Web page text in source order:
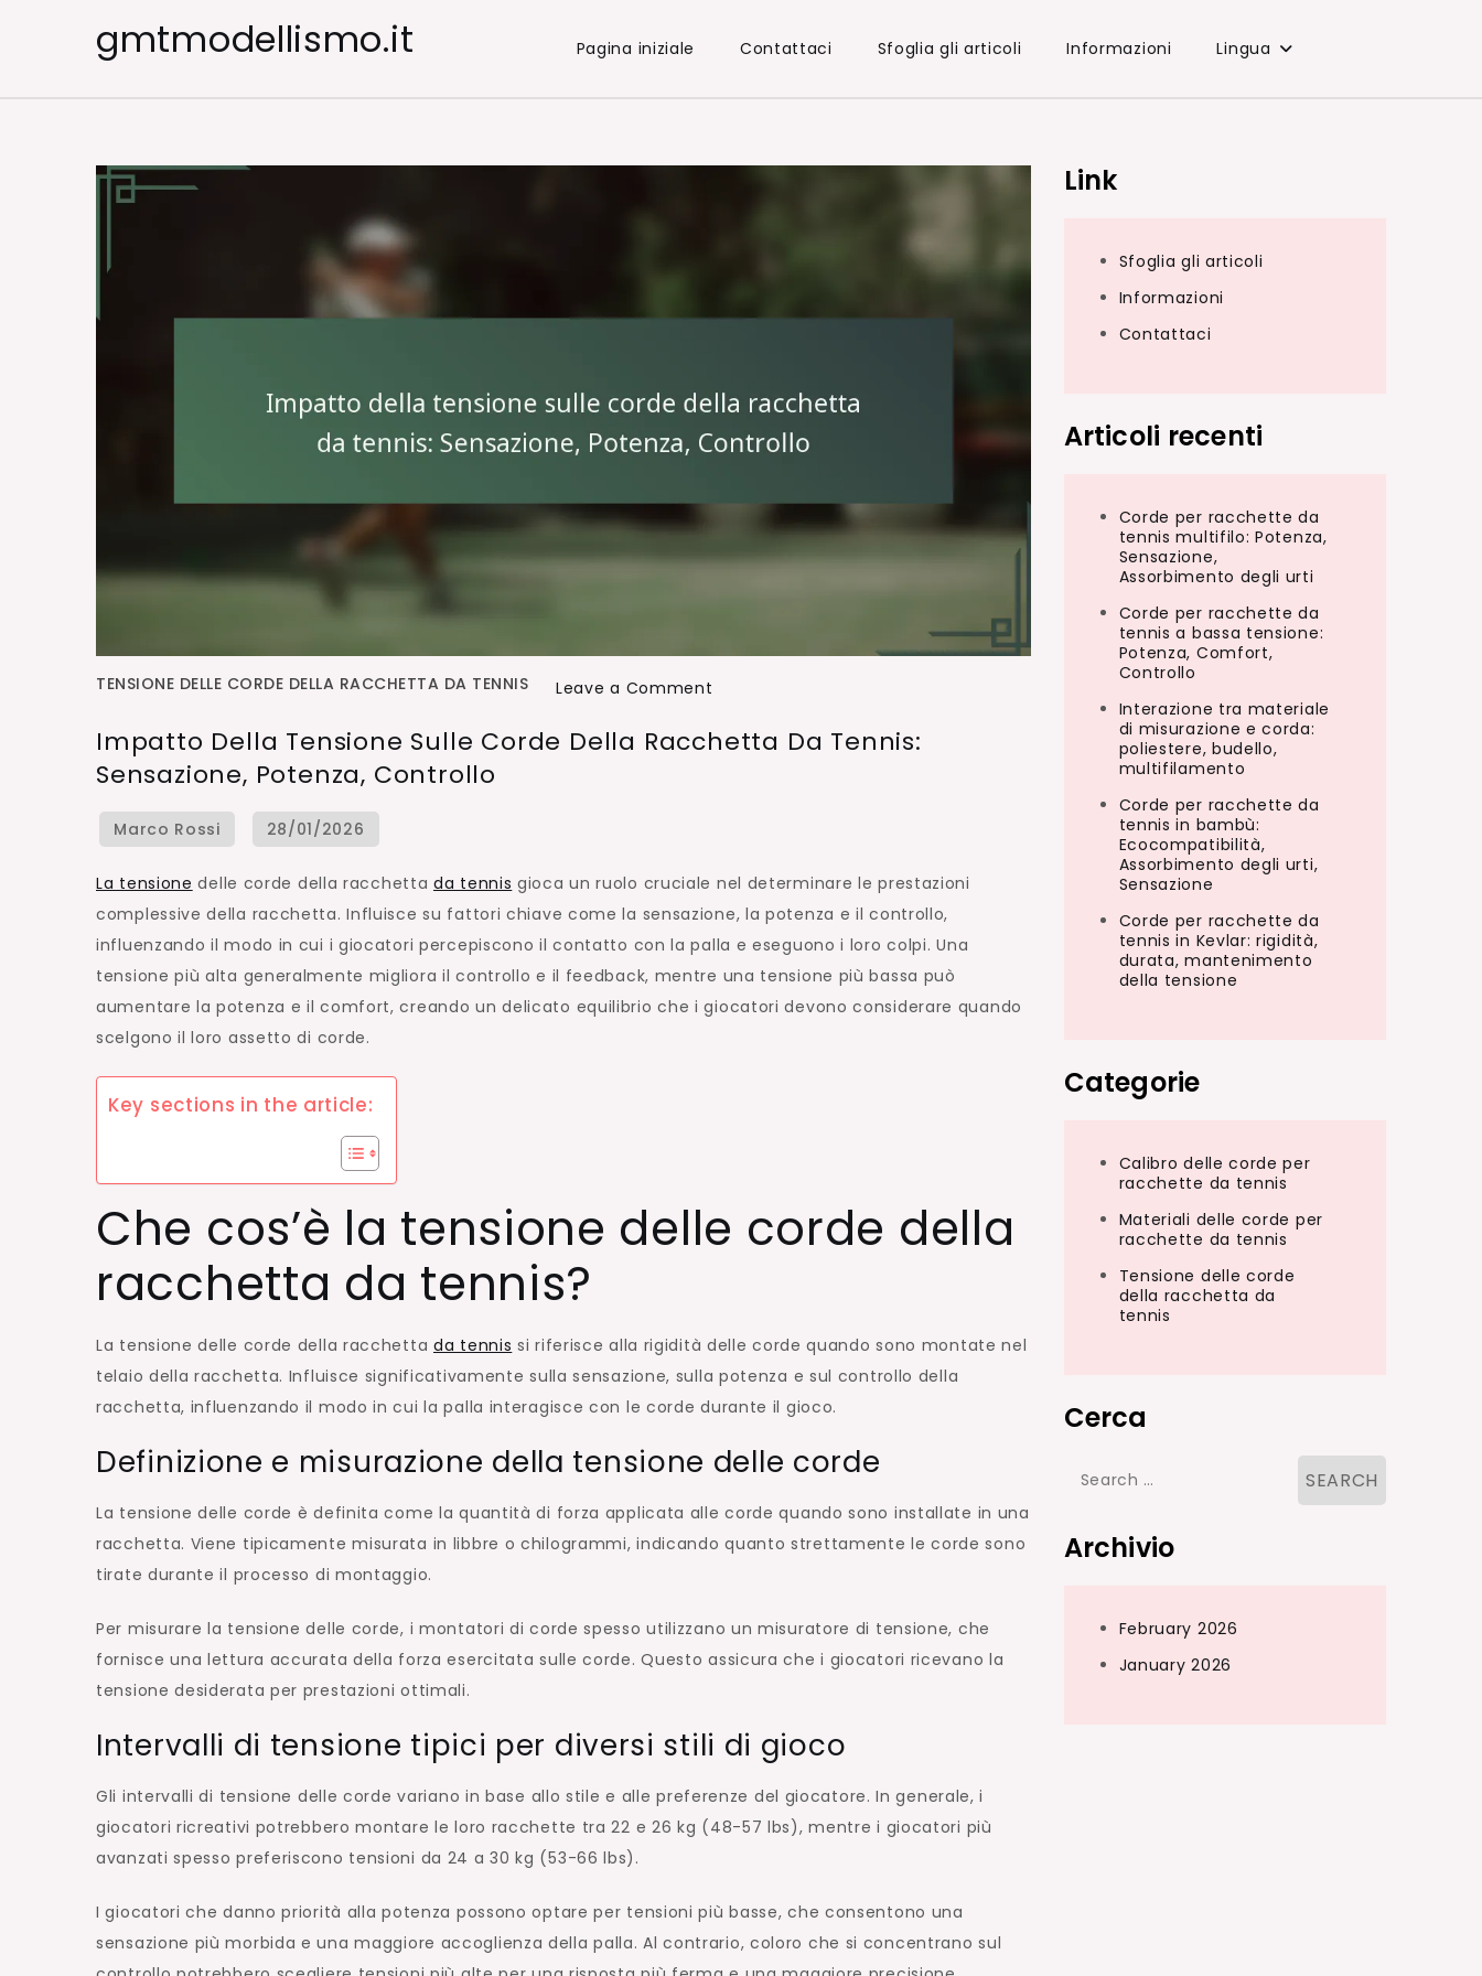
gmtmodellismo.it Pagina iniziale Contattaci Sfoglia gli articoli Informazioni Lingua
TENSIONE DELLE CORDE DELLA RACCHETTA DA TENNIS Leave a Comment
della
della
racchetta
da
Sensazione,
Impatto Della Tensione Sulle Corde Della Racchetta Da Tennis:
Sensazione, Potenza, Controllo
La tensione delle corde della racchettada tennis gioca un ruolo cruciale nel determinare le prestazioni
complessive della racchetta. Influisce su fattori chiave come la sensazione, la potenza e il controllo,
influenzando il modo in cui i giocatori percepiscono il contatto con la palla e eseguono i loro colpi. Una
tensione più alta generalmente migliora il controllo e il feedback, mentre una tensione più bassa può
aumentare la potenza e il comfort, creando un delicato equilibrio che i giocatori devono considerare quando
scelgono il loro assetto di corde.
Key sections in the article:
Che cos’è la tensione delle corde della
racchetta da tennis?
La tensione delle corde della racchetta da tennis si riferisce alla rigidità delle corde quando sono montate nel
telaio della racchetta. Influisce significativamente sulla sensazione, sulla potenza e sul controllo della
racchetta, influenzando il modo in cui la palla interagisce con le corde durante il gioco.
Definizione e misurazione della tensione delle corde
La tensione delle corde è definita come la quantità di forza applicata alle corde quando sono installate in una
racchetta. Viene tipicamente misurata in libbre o chilogrammi, indicando quanto strettamente le corde sono
tirate durante il processo di montaggio.
Per misurare la tensione delle corde, i montatori di corde spesso utilizzano un misuratore di tensione, che
fornisce una lettura accurata della forza esercitata sulle corde. Questo assicura che i giocatori ricevano la
tensione desiderata per prestazioni ottimali.
Intervalli di tensione tipici per diversi stili di gioco
Gli intervalli di tensione delle corde variano in base allo stile e alle preferenze del giocatore. In generale, i
giocatori ricreativi potrebbero montare le loro racchette tra 22 e 26 kg (48-57 lbs), mentre i giocatori più
avanzati spesso preferiscono tensioni da 24 a 30 kg (53-66 lbs).
I giocatori che danno priorità alla potenza possono optare per tensioni più basse, che consentono una
sensazione più morbida e una maggiore accoglienza della palla. Al contrario, coloro che si concentrano sul
Link
Sfoglia gli articoli
Informazioni
Contattaci
Articoli recenti
Corde per racchette da
tennis multifilo: Potenza,
Sensazione,
Assorbimento degli urti
Corde per racchette da
tennis a bassa tensione:
Potenza, Comfort,
Controllo
Interazione tra materiale
di misurazione e corda:
poliestere, budello,
multifilamento
Corde per racchette da
tennis in bambù:
Ecocompatibilità,
Assorbimento degli urti,
Sensazione
Corde per racchette da
tennis in Kevlar: rigidità,
durata, mantenimento
della tensione
Categorie
Calibro delle corde per
racchette da tennis
Materiali delle corde per
racchette da tennis
Tensione delle corde
della racchetta da
tennis
Cerca
Search
Archivio
February 2026
January 2026